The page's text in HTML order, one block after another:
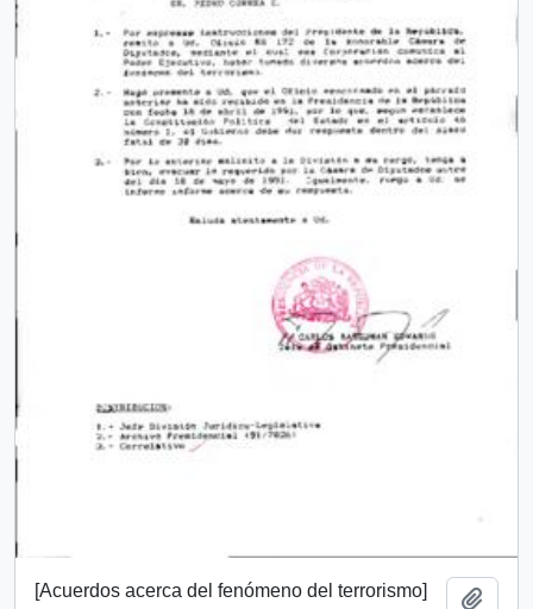
[Acuerdos acerca del fenómeno del terrorismo]